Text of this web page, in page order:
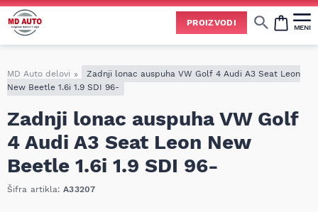
PROIZVODI MENI
MD Auto delovi »
Zadnji lonac auspuha VW Golf 4 Audi A3 Seat Leon
New Beetle 1.6i 1.9 SDI 96-
Zadnji lonac auspuha VW Golf
4 Audi A3 Seat Leon New
Beetle 1.6i 1.9 SDI 96-
Šifra artikla:A33207